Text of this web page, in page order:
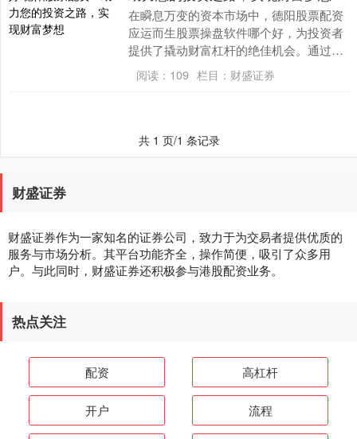
在瞬息万变的资本市场中，德阳股票配资
应运而生股票操盘软件哪个好，为投资者
提供了撬动财富杠杆的绝佳机会。通过配
资，投资者可以放大资金规模，提升投资
收益，加速财富积....
阅读： 109 栏目： 财盛证券
共 1 页/1 条记录
财盛证券
财盛证券作为一家知名的证券公司，致力于为交易者提供优质的
服务与市场分析。其平台功能齐全，操作简便，吸引了众多用
户。与此同时，财盛证券还积极参与港股配资业务。
热点关注
配资 高杠杆
开户 流程